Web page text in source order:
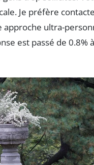
Je préfère
approche ultra-
est passé de 0.8%